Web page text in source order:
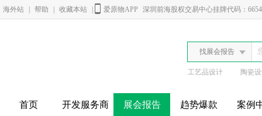
海外站 帮助 收藏本站 爱原物APP 深圳前海股权交易中心挂牌代码：
找展会报告
工艺品设计 陶瓷
首页 开发服务商 展会报告 趋势爆款 案例